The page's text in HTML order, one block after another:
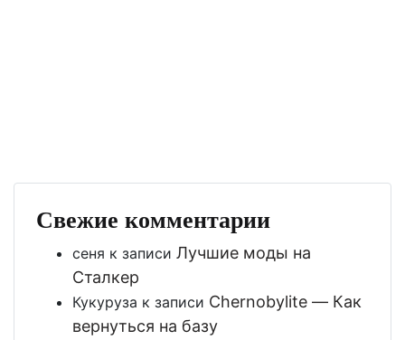
Свежие комментарии
сеня к записи Лучшие моды на
Сталкер
Кукуруза к записи Chernobylite — Как
вернуться на базу